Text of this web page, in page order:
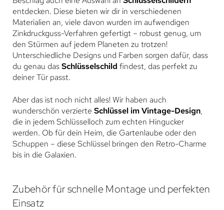
entdecken. Diese bieten wir dir in verschiedenen
Materialien an, viele davon wurden im aufwendigen
Zinkdruckguss-Verfahren gefertigt – robust genug, um
den Stürmen auf jedem Planeten zu trotzen!
Unterschiedliche Designs und Farben sorgen dafür, dass
du genau dasSchlüsselschild findest, das perfekt zu
deiner Tür passt.
Aber das ist noch nicht alles! Wir haben auch
wunderschön verzierte Schlüssel im Vintage-Design,
die in jedem Schlüsselloch zum echten Hingucker
werden. Ob für dein Heim, die Gartenlaube oder den
Schuppen – diese Schlüssel bringen den Retro-Charme
bis in die Galaxien.
Zubehör für schnelle Montage und perfekten
Einsatz